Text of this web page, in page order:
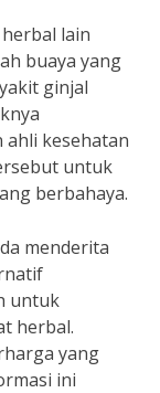
lain
buaya yang
ginjal
kesehatan
untuk
berbahaya.
menderita
untuk
herbal.
yang
ini